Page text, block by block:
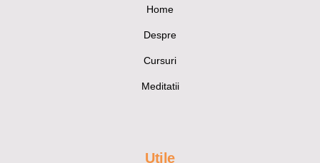
Home
Despre
Cursuri
Meditatii
Utile